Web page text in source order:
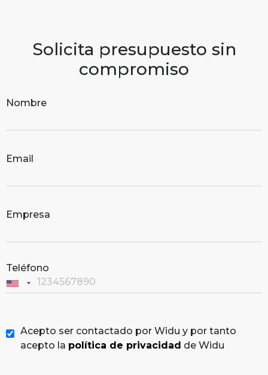
Solicita presupuesto sin
compromiso
Nombre
Email
Empresa
Teléfono
Acepto ser contactado por Widu y por tanto
acepto la política de privacidad de Widu